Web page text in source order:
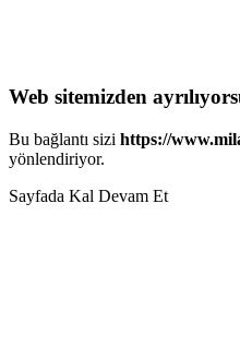
Web sitemizden
Bu bağlantı sizi https://
yönlendiriyor.
Sayfada Kal Devam Et